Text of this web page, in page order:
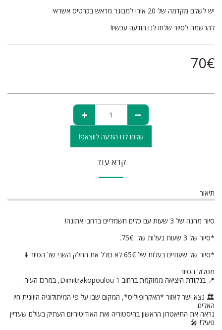
להרשמה לסיור שלחו לנו הודעה עכשיו!
70€
שלחו לנו הודעה לווצאפ!
קרא עוד
תיאור
סיור מהנה של 3 שעות עם כלים חשמליים ברחבי אתונה!
*סיור של 3 שעות בעלות של 75€.
*סיור של שעתיים בעלות של 65€ לא כולל את החלק השני של הסיור ⬇️
מסלול הסיור
📍 בנקודת היציאה ממוקמת ברחוב Dimitrakopoulou 1, במרכז העיר.
🏛️ נצא ישר לאזור *האקרופוליס*, המקום שבו על פי המיתולוגיה היוונית חיו
האלים.
נראה את התיאטרון הראשון בהיסטוריה ואת האודיטוריום העתיק בעולם שעדיין
פעיל! 🎤